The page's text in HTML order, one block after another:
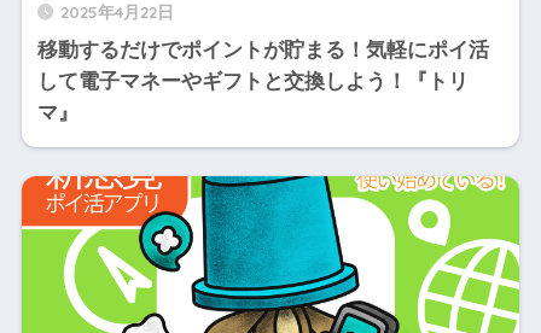
2025年4月22日
移動するだけでポイントが貯まる！気軽にポイ活
して電子マネーやギフトと交換しよう！『トリ
マ』